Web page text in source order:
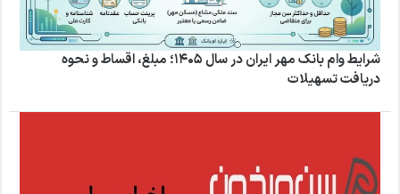
شرایط وام بانک مهر ایران در سال ۱۴۰۵؛ مبلغ، اقساط و نحوه
دریافت تسهیلات